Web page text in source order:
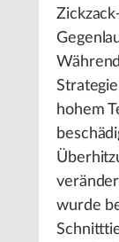
hohem
wurde